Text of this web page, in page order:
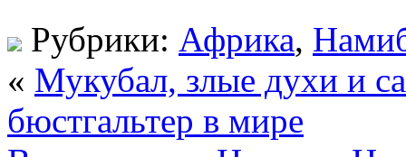
Рубрики: Африка,
« Мукубал, злые духи и
бюстгальтер в мире